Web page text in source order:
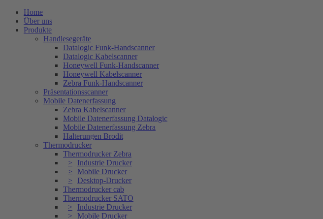
Home
Über uns
Produkte
Handlesegeräte
Datalogic Funk-Handscanner
Datalogic Kabelscanner
Honeywell Funk-Handscanner
Honeywell Kabelscanner
Zebra Funk-Handscanner
Präsentationsscanner
Mobile Datenerfassung
Zebra Kabelscanner
Mobile Datenerfassung Datalogic
Mobile Datenerfassung Zebra
Halterungen Brodit
Thermodrucker
Thermodrucker Zebra
Industrie Drucker
Mobile Drucker
Desktop-Drucker
Thermodrucker cab
Thermodrucker SATO
Industrie Drucker
Mobile Drucker